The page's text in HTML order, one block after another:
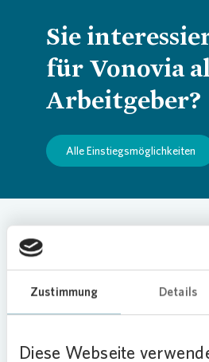
Zustimmung Details
Diese Webseite
Sie
für Vonovia
Arbeitgeber?
Alle Einstiegsmöglichkeiten
Häufig
gestellte Fragen. Wählen